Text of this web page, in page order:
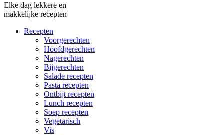
Elke dag lekkere en
makkelijke recepten
Recepten
Voorgerechten
Hoofdgerechten
Nagerechten
Bijgerechten
Salade recepten
Pasta recepten
Ontbijt recepten
Lunch recepten
Soep recepten
Vegetarisch
Vis